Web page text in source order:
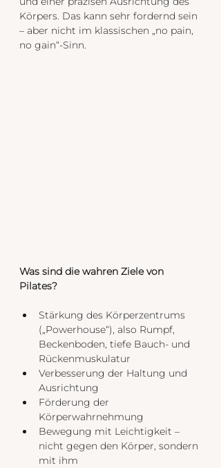
Körpers. Das kann sehr fordernd sein
– aber nicht im klassischen „no pain,
no gain“-Sinn.
Was sind die wahren Ziele von
Pilates?
Stärkung des Körperzentrums
(„Powerhouse“), also Rumpf,
Beckenboden, tiefe Bauch- und
Rückenmuskulatur
Verbesserung der Haltung und
Ausrichtung
Förderung der
Körperwahrnehmung
Bewegung mit Leichtigkeit –
nicht gegen den Körper, sondern
mit ihm